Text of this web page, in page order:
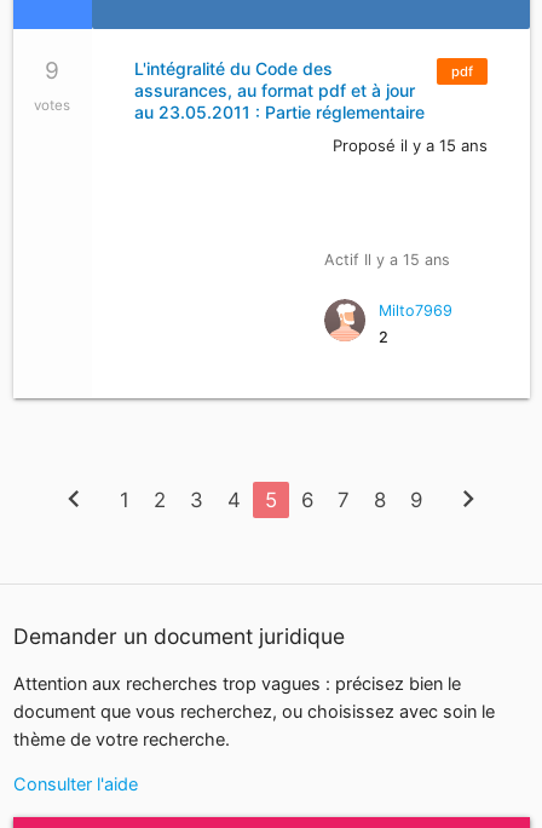
9
votes
pdf
L'intégralité du Code des
assurances, au format pdf et à jour
au 23.05.2011 : Partie réglementaire
Proposé il y a 15 ans
Actif Il y a 15 ans
Milto7969
2
chevron_left 1 2 3 4 5 6 7 8 9 chevron_right
Demander un document juridique
Attention aux recherches trop vagues : précisez bien le
document que vous recherchez, ou choisissez avec soin le
thème de votre recherche.
Consulter l'aide